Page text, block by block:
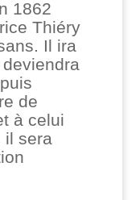
1862
Thiéry
Il ira
deviendra
de
à celui
il sera